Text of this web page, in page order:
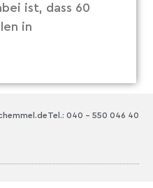
ist, dass 60
in
Tel.: 040 – 550 046 40